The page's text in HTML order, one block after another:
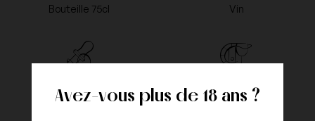
Avez-vous plus de 18 ans ?
Bouteille 75cl
Vin
Blanc
2016